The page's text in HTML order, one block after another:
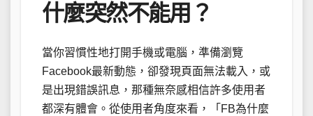
什麼突然不能用？
當你習慣性地打開手機或電腦，準備瀏覽
Facebook最新動態，卻發現頁面無法載入，或
是出現錯誤訊息，那種無奈感相信許多使用者
都深有體會。從使用者角度來看，「FB為什麼